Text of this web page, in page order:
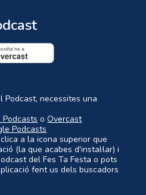
necessites una
oOvercast
Podcasts
a la icona superior que
(la que acabes d'instal·lar) i
del Fes Ta Festa o pots
fent us dels buscadors